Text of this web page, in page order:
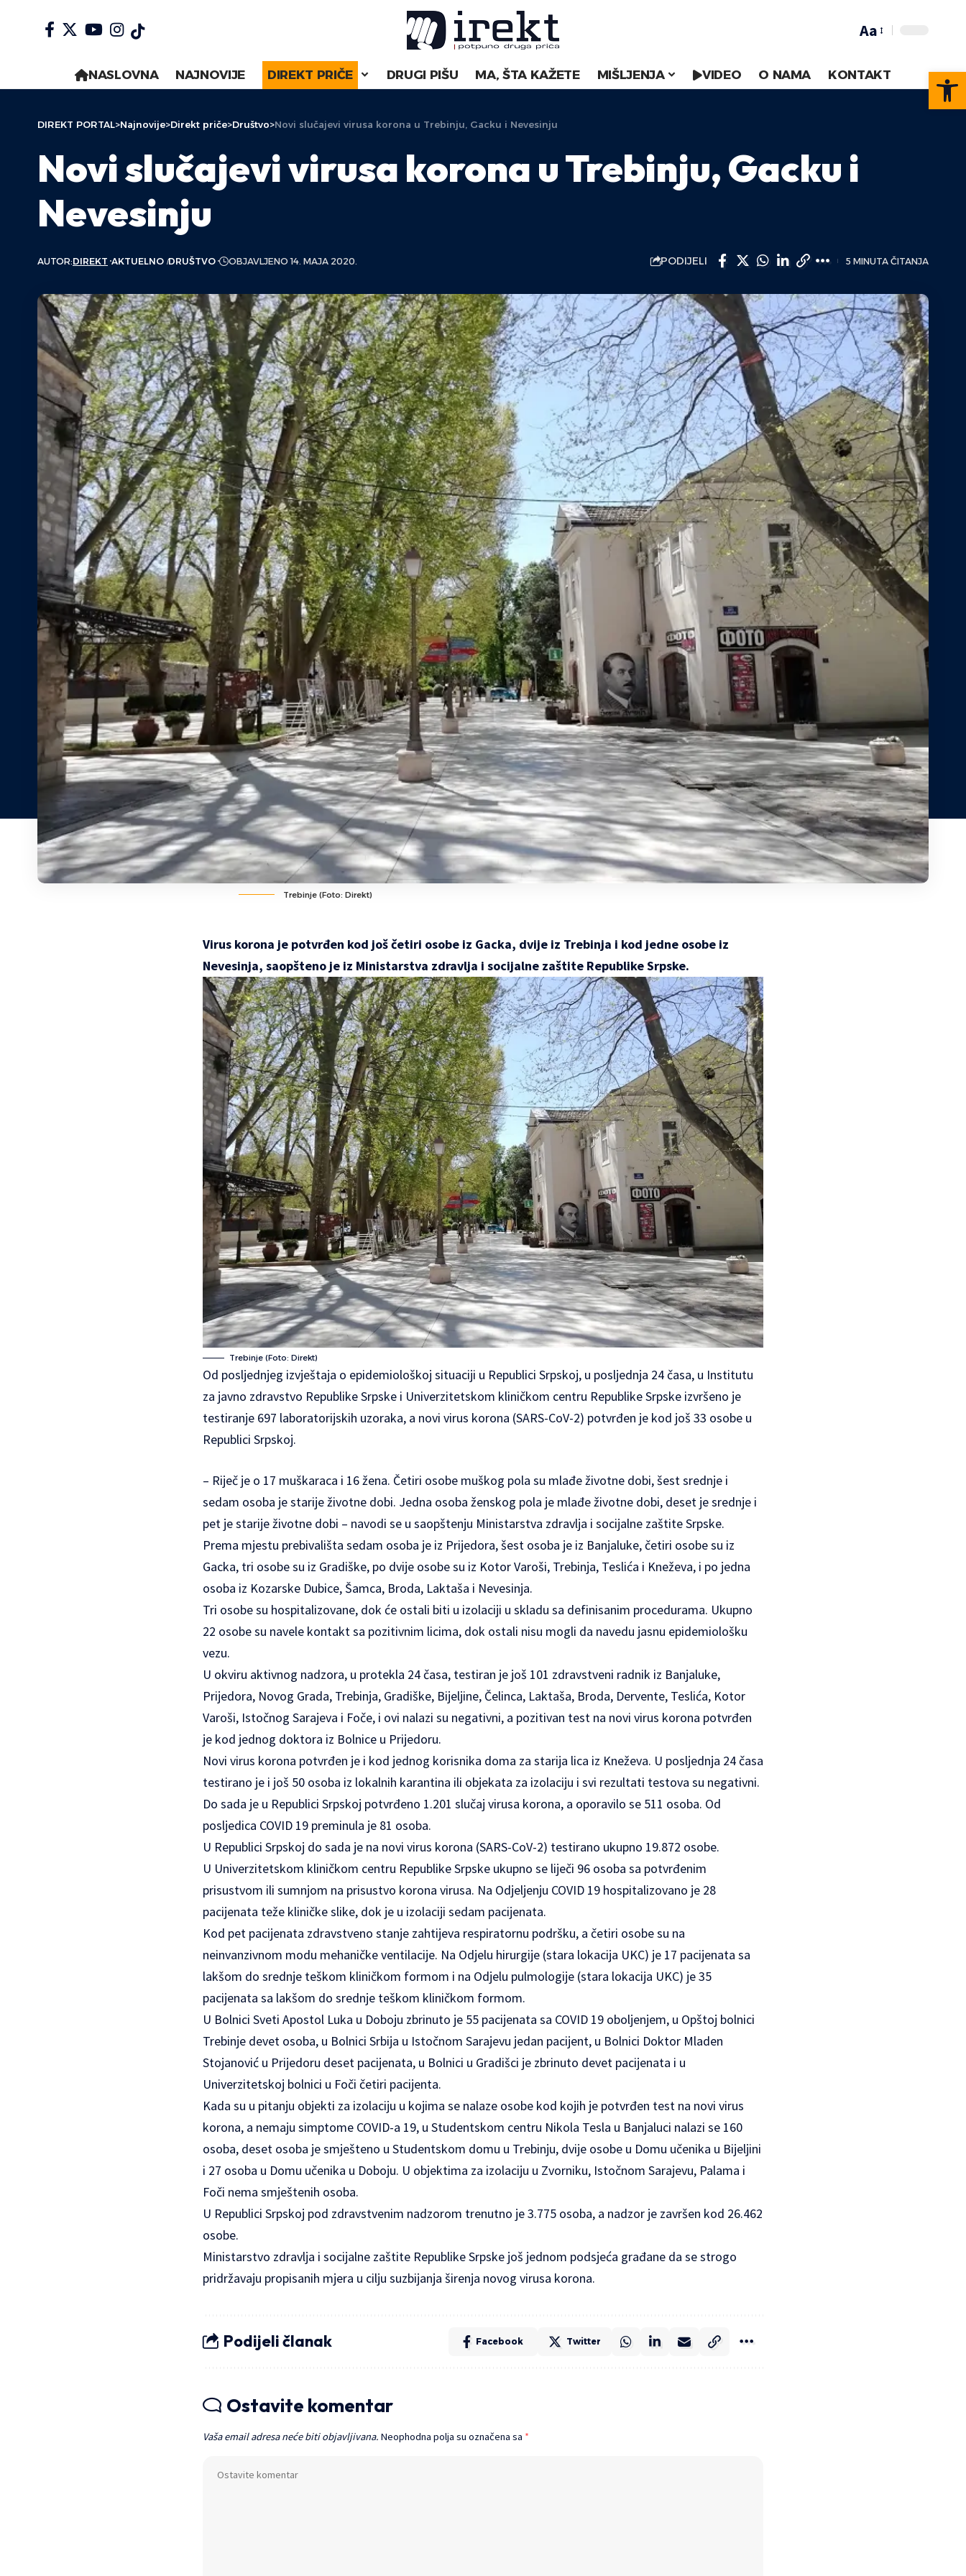
Aa
NASLOVNA NAJNOVIJE DIREKT PRIČE DRUGI PIŠU MA, ŠTA KAŽETE MIŠLJENJA VIDEO O NAMA KONTAKT
DIREKT PORTAL>Najnovije>Direkt priče>Društvo>Novi slučajevi virusa korona u Trebinju, Gacku i Nevesinju
Novi slučajevi virusa korona u Trebinju, Gacku i
Nevesinju
AUTOR:DIREKT AKTUELNO DRUŠTVO OBJAVLJENO 14. MAJA 2020. PODIJELI 5 MINUTA ČITANJA
Trebinje (Foto: Direkt)
Virus korona je potvrđen kod još četiri osobe iz Gacka, dvije iz Trebinja i kod jedne osobe iz
Nevesinja, saopšteno je iz Ministarstva zdravlja i socijalne zaštite Republike Srpske.
Trebinje (Foto: Direkt)
Od posljednjeg izvještaja o epidemiološkoj situaciji u Republici Srpskoj, u posljednja 24 časa, u Institutu
za javno zdravstvo Republike Srpske i Univerzitetskom kliničkom centru Republike Srpske izvršeno je
testiranje 697 laboratorijskih uzoraka, a novi virus korona (SARS-CoV-2) potvrđen je kod još 33 osobe u
Republici Srpskoj.
– Riječ je o 17 muškaraca i 16 žena. Četiri osobe muškog pola su mlađe životne dobi, šest srednje i
sedam osoba je starije životne dobi. Јedna osoba ženskog pola je mlađe životne dobi, deset je srednje i
pet je starije životne dobi – navodi se u saopštenju Ministarstva zdravlja i socijalne zaštite Srpske.
Prema mjestu prebivališta sedam osoba je iz Prijedora, šest osoba je iz Banjaluke, četiri osobe su iz
Gacka, tri osobe su iz Gradiške, po dvije osobe su iz Kotor Varoši, Trebinja, Teslića i Kneževa, i po jedna
osoba iz Kozarske Dubice, Šamca, Broda, Laktaša i Nevesinja.
Tri osobe su hospitalizovane, dok će ostali biti u izolaciji u skladu sa definisanim procedurama. Ukupno
22 osobe su navele kontakt sa pozitivnim licima, dok ostali nisu mogli da navedu jasnu epidemiološku
vezu.
U okviru aktivnog nadzora, u protekla 24 časa, testiran je još 101 zdravstveni radnik iz Banjaluke,
Prijedora, Novog Grada, Trebinja, Gradiške, Bijeljine, Čelinca, Laktaša, Broda, Dervente, Teslića, Kotor
Varoši, Istočnog Sarajeva i Foče, i ovi nalazi su negativni, a pozitivan test na novi virus korona potvrđen
je kod jednog doktora iz Bolnice u Prijedoru.
Novi virus korona potvrđen je i kod jednog korisnika doma za starija lica iz Kneževa. U posljednja 24 časa
testirano je i još 50 osoba iz lokalnih karantina ili objekata za izolaciju i svi rezultati testova su negativni.
Do sada je u Republici Srpskoj potvrđeno 1.201 slučaj virusa korona, a oporavilo se 511 osoba. Od
posljedica COVID 19 preminula je 81 osoba.
U Republici Srpskoj do sada je na novi virus korona (SARS-CoV-2) testirano ukupno 19.872 osobe.
U Univerzitetskom kliničkom centru Republike Srpske ukupno se liječi 96 osoba sa potvrđenim
prisustvom ili sumnjom na prisustvo korona virusa. Na Odjeljenju COVID 19 hospitalizovano je 28
pacijenata teže kliničke slike, dok je u izolaciji sedam pacijenata.
Kod pet pacijenata zdravstveno stanje zahtijeva respiratornu podršku, a četiri osobe su na
neinvanzivnom modu mehaničke ventilacije. Na Odjelu hirurgije (stara lokacija UKC) je 17 pacijenata sa
lakšom do srednje teškom kliničkom formom i na Odjelu pulmologije (stara lokacija UKC) je 35
pacijenata sa lakšom do srednje teškom kliničkom formom.
U Bolnici Sveti Apostol Luka u Doboju zbrinuto je 55 pacijenata sa COVID 19 oboljenjem, u Opštoj bolnici
Trebinje devet osoba, u Bolnici Srbija u Istočnom Sarajevu jedan pacijent, u Bolnici Doktor Mladen
Stojanović u Prijedoru deset pacijenata, u Bolnici u Gradišci je zbrinuto devet pacijenata i u
Univerzitetskoj bolnici u Foči četiri pacijenta.
Kada su u pitanju objekti za izolaciju u kojima se nalaze osobe kod kojih je potvrđen test na novi virus
korona, a nemaju simptome COVID-a 19, u Studentskom centru Nikola Tesla u Banjaluci nalazi se 160
osoba, deset osoba je smješteno u Studentskom domu u Trebinju, dvije osobe u Domu učenika u Bijeljini
i 27 osoba u Domu učenika u Doboju. U objektima za izolaciju u Zvorniku, Istočnom Sarajevu, Palama i
Foči nema smještenih osoba.
U Republici Srpskoj pod zdravstvenim nadzorom trenutno je 3.775 osoba, a nadzor je završen kod 26.462
osobe.
Ministarstvo zdravlja i socijalne zaštite Republike Srpske još jednom podsjeća građane da se strogo
pridržavaju propisanih mjera u cilju suzbijanja širenja novog virusa korona.
Podijeli članak Facebook Twitter
Ostavite komentar
Vaša email adresa neće biti objavljivana. Neophodna polja su označena sa *